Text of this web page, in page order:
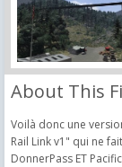
About This
Voilà donc une
Rail Link v1" qui ne
DonnerPass ET